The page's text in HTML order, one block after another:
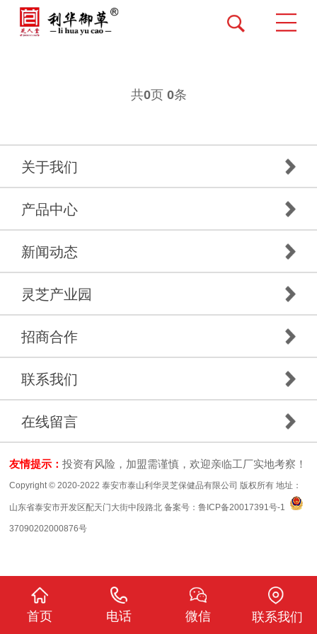
共0页 0条
关于我们
产品中心
新闻动态
灵芝产业园
招商合作
联系我们
在线留言
友情提示：投资有风险，加盟需谨慎，欢迎亲临工厂实地考察！
Copyright © 2020-2022 泰安市泰山利华灵芝保健品有限公司 版权所有 地址：
山东省泰安市开发区配天门大街中段路北 备案号：鲁ICP备20017391号-1
37090202000876号
首页 电话 微信 联系我们